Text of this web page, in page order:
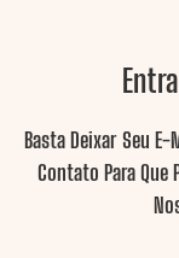
Basta Deixar Seu
Contato Para Que